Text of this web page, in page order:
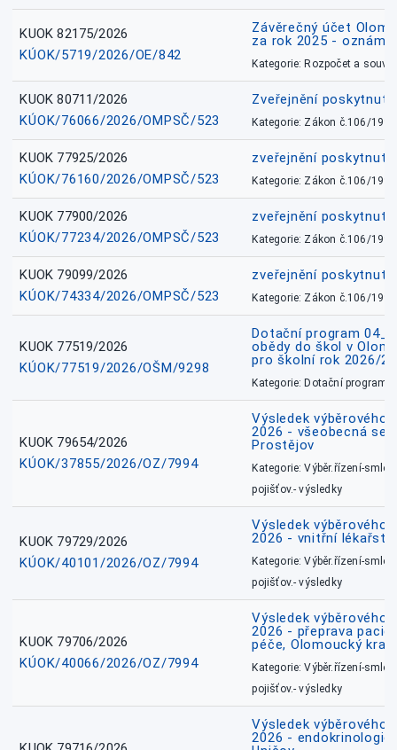
KUOK 82175/2026
KÚOK/5719/2026/OE/842
Závěrečný účet
za rok 2025 -
Kategorie: Rozpočet a
KUOK 80711/2026
KÚOK/76066/2026/OMPSČ/523
Zveřejnění
Kategorie: Zákon č.106/1999
KUOK 77925/2026
KÚOK/76160/2026/OMPSČ/523
zveřejnění
Kategorie: Zákon č.106/1999
KUOK 77900/2026
KÚOK/77234/2026/OMPSČ/523
zveřejnění
Kategorie: Zákon č.106/1999
KUOK 79099/2026
KÚOK/74334/2026/OMPSČ/523
zveřejnění
Kategorie: Zákon č.106/1999
KUOK 77519/2026
KÚOK/77519/2026/OŠM/9298
Dotační program
obědy do škol v
pro školní rok 2026/
Kategorie: Dotační
KUOK 79654/2026
KÚOK/37855/2026/OZ/7994
Výsledek výběrového
2026 - všeobecná
Prostějov
Kategorie: Výběr.řízení-
pojišťov.- výsledky
KUOK 79729/2026
KÚOK/40101/2026/OZ/7994
Výsledek výběrového
2026 - vnitřní
Kategorie: Výběr.řízení-
pojišťov.- výsledky
KUOK 79706/2026
KÚOK/40066/2026/OZ/7994
Výsledek výběrového
2026 - přeprava
péče, Olomoucký kraj
Kategorie: Výběr.řízení-
pojišťov.- výsledky
Výsledek výběrového
2026 - endokrinologie